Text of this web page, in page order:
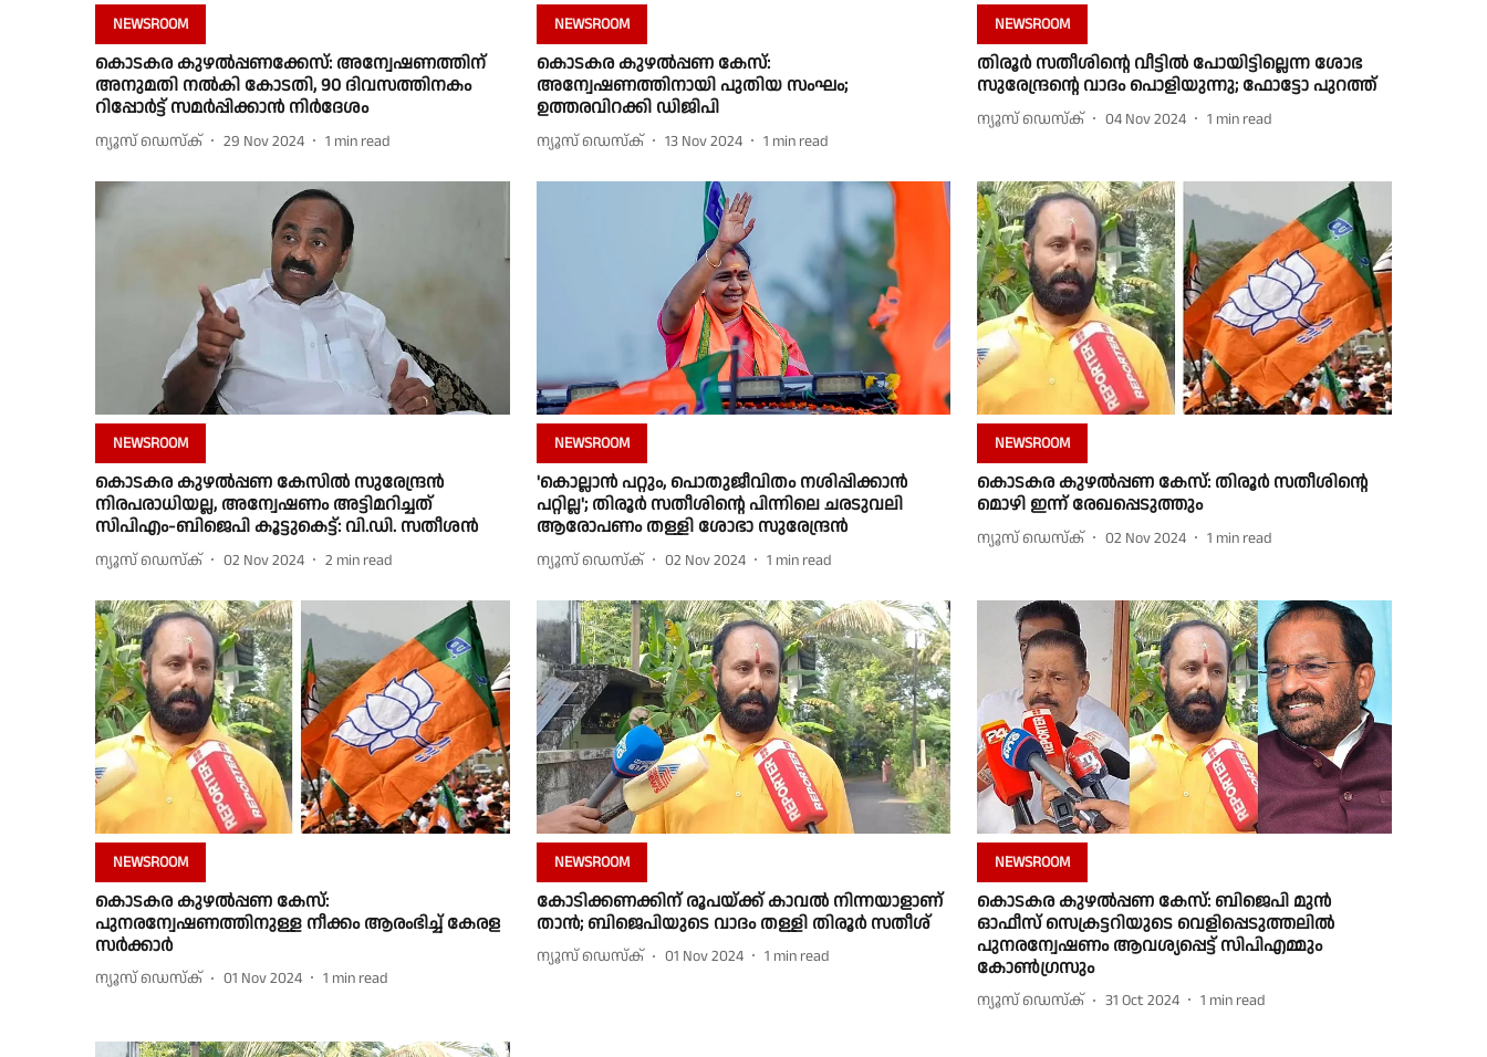
NEWSROOM
കൊടകര കുഴൽപ്പണക്കേസ്: അന്വേഷണത്തിന്
അനുമതി നല്‍കി കോടതി, 90 ദിവസത്തിനകം
റിപ്പോർട്ട് സമർപ്പിക്കാന്‍ നിർദേശം
ന്യൂസ് ഡെസ്ക് 29 Nov 2024 1 min read
NEWSROOM
കൊടകര കുഴല്‍പ്പണ കേസ്:
അന്വേഷണത്തിനായി പുതിയ സംഘം;
ഉത്തരവിറക്കി ഡിജിപി
ന്യൂസ് ഡെസ്ക് 13 Nov 2024 1 min read
NEWSROOM
തിരൂര്‍ സതീശിന്റെ വീട്ടില്‍ പോയിട്ടില്ലെന്ന ശോഭ
സുരേന്ദ്രന്റെ വാദം പൊളിയുന്നു; ഫോട്ടോ പുറത്ത്
ന്യൂസ് ഡെസ്ക് 04 Nov 2024 1 min read
NEWSROOM
കൊടകര കുഴൽപ്പണ കേസിൽ സുരേന്ദ്രൻ
നിരപരാധിയല്ല, അന്വേഷണം അട്ടിമറിച്ചത്
സിപിഎം-ബിജെപി കൂട്ടുകെട്ട്: വി.ഡി. സതീശൻ
ന്യൂസ് ഡെസ്ക് 02 Nov 2024 2 min read
NEWSROOM
'കൊല്ലാൻ പറ്റും, പൊതുജീവിതം നശിപ്പിക്കാൻ
പറ്റില്ല'; തിരൂർ സതീശിൻ്റെ പിന്നിലെ ചരടുവലി
ആരോപണം തള്ളി ശോഭാ സുരേന്ദ്രൻ
ന്യൂസ് ഡെസ്ക് 02 Nov 2024 1 min read
NEWSROOM
കൊടകര കുഴല്‍പ്പണ കേസ്: തിരൂർ സതീശിന്റെ
മൊഴി ഇന്ന് രേഖപ്പെടുത്തും
ന്യൂസ് ഡെസ്ക് 02 Nov 2024 1 min read
NEWSROOM
കൊടകര കുഴൽപ്പണ കേസ്:
പുനരന്വേഷണത്തിനുള്ള നീക്കം ആരംഭിച്ച് കേരള
സർക്കാർ
ന്യൂസ് ഡെസ്ക് 01 Nov 2024 1 min read
NEWSROOM
കോടിക്കണക്കിന് രൂപയ്ക്ക് കാവല്‍ നിന്നയാളാണ്
താന്‍; ബിജെപിയുടെ വാദം തള്ളി തിരൂര്‍ സതീശ്
ന്യൂസ് ഡെസ്ക് 01 Nov 2024 1 min read
NEWSROOM
കൊടകര കുഴല്‍പ്പണ കേസ്: ബിജെപി മുന്‍
ഓഫീസ് സെക്രട്ടറിയുടെ വെളിപ്പെടുത്തലില്‍
പുനരന്വേഷണം ആവശ്യപ്പെട്ട് സിപിഎമ്മും
കോണ്‍ഗ്രസും
ന്യൂസ് ഡെസ്ക് 31 Oct 2024 1 min read